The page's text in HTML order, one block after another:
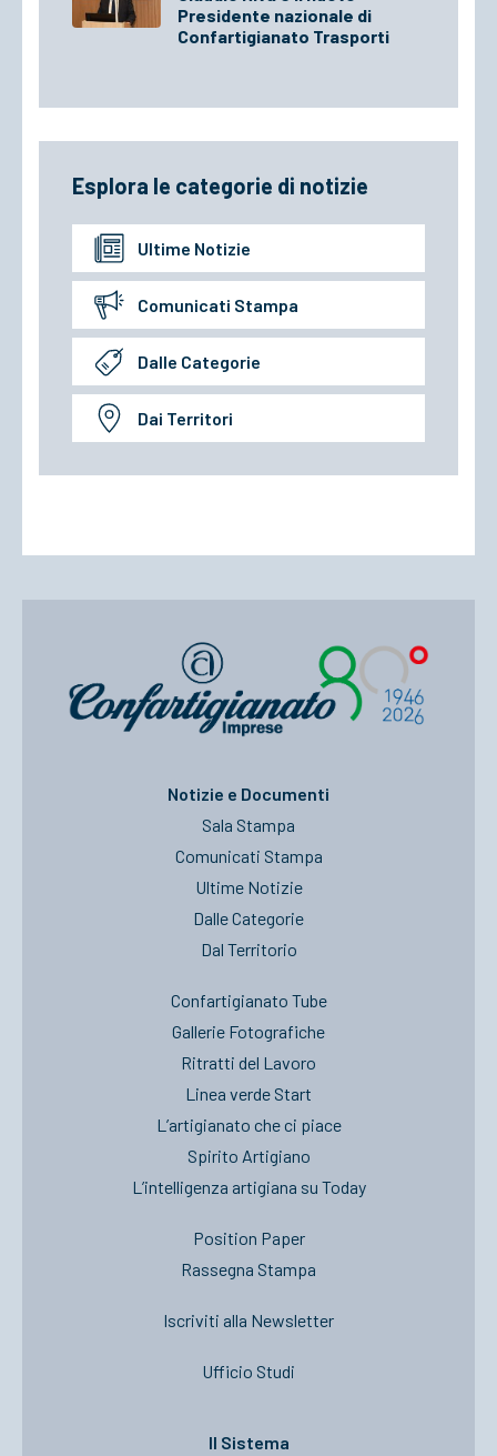
Presidente nazionale di
Confartigianato Trasporti
Esplora le categorie di notizie
Ultime Notizie
Comunicati Stampa
Dalle Categorie
Dai Territori
Notizie e Documenti
Sala Stampa
Comunicati Stampa
Ultime Notizie
Dalle Categorie
Dal Territorio
Confartigianato Tube
Gallerie Fotografiche
Ritratti del Lavoro
Linea verde Start
L’artigianato che ci piace
Spirito Artigiano
L’intelligenza artigiana su Today
Position Paper
Rassegna Stampa
Iscriviti alla Newsletter
Ufficio Studi
Il Sistema